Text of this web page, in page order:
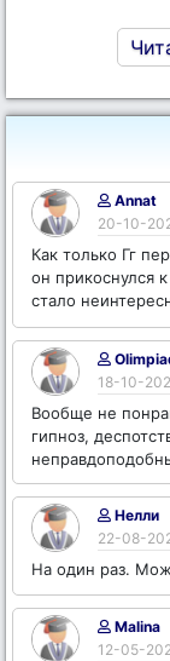
Annat
20-10-
Как только Гг
он прикоснулся
стало
18-10-
Вообще не
гипноз,
Нелли
22-08-
На один раз.
Malina
12-05-